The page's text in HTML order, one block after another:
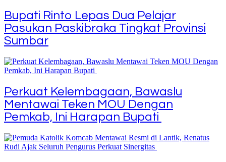
Bupati Rinto Lepas Dua Pelajar
Pasukan Paskibraka Tingkat Provinsi
Sumbar
Perkuat Kelembagaan, Bawaslu
Mentawai Teken MOU Dengan
Pemkab, Ini Harapan Bupati